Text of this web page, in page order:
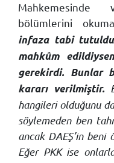
Mahkemesinde
bölümlerini
infaza tabi
mahkûm
gerekirdi. Bunlar
kararı verilmiştir.
hangileri olduğunu
söylemeden ben
ancak DAEŞ’in
Eğer PKK ise